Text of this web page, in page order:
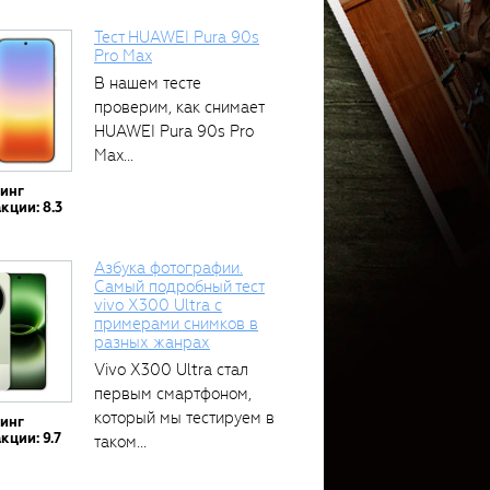
8.3
Тест HUAWEI Pura 90s
Pro Max
В нашем тесте
проверим, как снимает
HUAWEI Pura 90s Pro
Max...
9.7
Азбука фотографии.
Самый подробный тест
vivo X300 Ultra с
примерами снимков в
разных жанрах
Vivo X300 Ultra стал
первым смартфоном,
который мы тестируем в
таком...